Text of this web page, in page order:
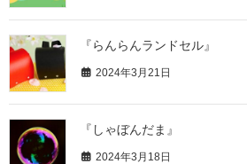
『らんらんランドセル』
2024年3月21日
『しゃぼんだま』
2024年3月18日